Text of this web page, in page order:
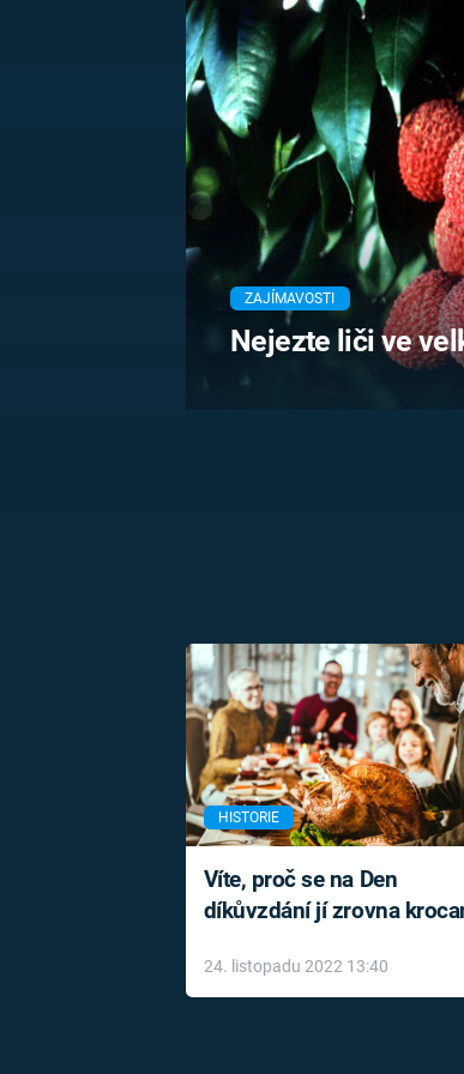
PRVNÍ SVĚTOVÁ
MARIE
NAPOLEON
BRITSKÁ
RODINA
ZAJÍMAVOSTI
Nejezte liči ve
HISTORIE
Víte, proč se na Den
díkůvzdání jí zrovna
24. listopadu 2022 13:40